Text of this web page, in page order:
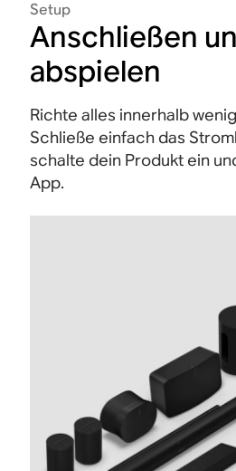
Setup
Anschließen
abspielen
Richte alles innerhalb
Schließe einfach das
schalte dein Produkt ein
App.